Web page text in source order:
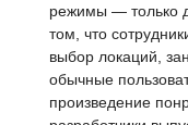
режимы — только
том, что
выбор локаций,
обычные
произведение